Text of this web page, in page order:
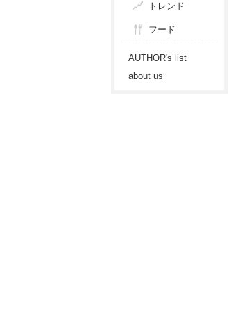
トレンド
フード
AUTHOR's list
about us